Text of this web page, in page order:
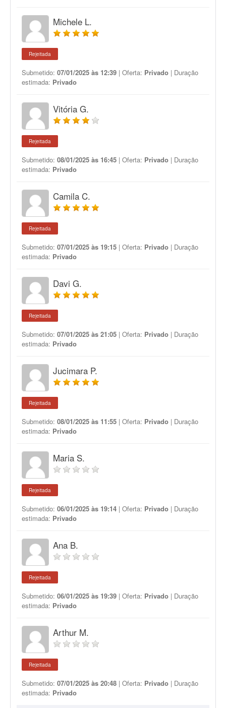
Michele L.
Rejeitada
Submetido: 07/01/2025 às 12:39 | Oferta: Privado | Duração
estimada: Privado
Vitória G.
Rejeitada
Submetido: 08/01/2025 às 16:45 | Oferta: Privado | Duração
estimada: Privado
Camila C.
Rejeitada
Submetido: 07/01/2025 às 19:15 | Oferta: Privado | Duração
estimada: Privado
Davi G.
Rejeitada
Submetido: 07/01/2025 às 21:05 | Oferta: Privado | Duração
estimada: Privado
Jucimara P.
Rejeitada
Submetido: 08/01/2025 às 11:55 | Oferta: Privado | Duração
estimada: Privado
Maria S.
Rejeitada
Submetido: 06/01/2025 às 19:14 | Oferta: Privado | Duração
estimada: Privado
Ana B.
Rejeitada
Submetido: 06/01/2025 às 19:39 | Oferta: Privado | Duração
estimada: Privado
Arthur M.
Rejeitada
Submetido: 07/01/2025 às 20:48 | Oferta: Privado | Duração
estimada: Privado